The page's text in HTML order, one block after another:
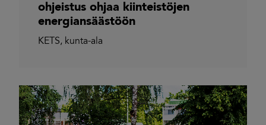
ohjeistus ohjaa kiinteistöjen
energiansäästöön
KETS, kunta-ala